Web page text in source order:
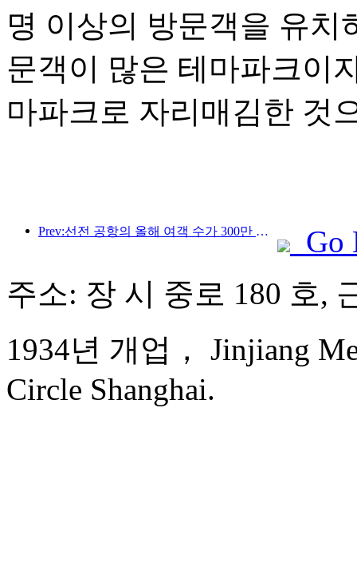
명 이상의 방문객을 유
문객이 많은 테마파크이
마파크로 자리매김한 것
Prev:선전 공항의 올해 여객 수가 300만 명을 돌파하며 같은 기간 기준 신기록을 세웠습니다.
Go
주소: 장 시 중로 180 호,
1934년 개업， Jinjiang
Circle Shanghai.